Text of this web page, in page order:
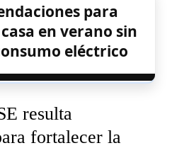
para
en verano sin
eléctrico
resulta
fortalecer la